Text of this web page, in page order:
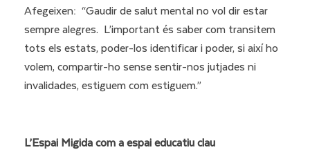
Afegeixen: “Gaudir de salut mental no vol dir estar
sempre alegres. L’important és saber com transitem
tots els estats, poder-los identificar i poder, si així ho
volem, compartir-ho sense sentir-nos jutjades ni
invalidades, estiguem com estiguem.”
L’Espai Migida com a espai educatiu clau